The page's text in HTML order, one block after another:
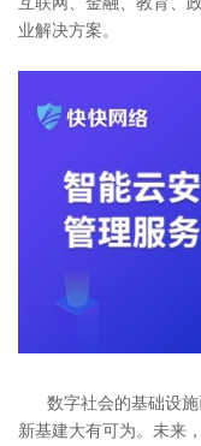
业解决方案。
数字社会的基础设施
新基建大有可为。未来